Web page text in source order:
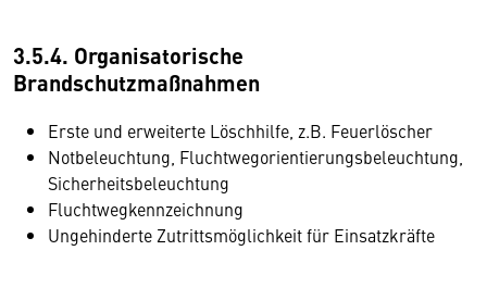
3.5.4. Organisatorische
Brandschutzmaßnahmen
Erste und erweiterte Löschhilfe, z.B. Feuerlöscher
Notbeleuchtung, Fluchtwegorientierungsbeleuchtung,
Sicherheitsbeleuchtung
Fluchtwegkennzeichnung
Ungehinderte Zutrittsmöglichkeit für Einsatzkräfte